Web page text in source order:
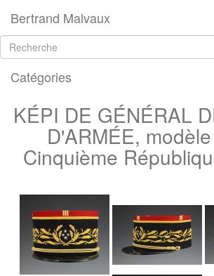
Bertrand Malvaux
Catégories
KÉPI DE GÉNÉRAL
D'ARMÉE,
Cinquième